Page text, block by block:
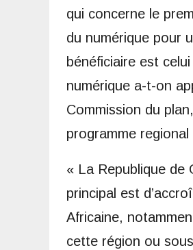
qui concerne le
du numérique pour
bénéficiaire est
numérique a-t-on
Commission du
programme
« La Republique de
principal est
Africaine,
cette région ou